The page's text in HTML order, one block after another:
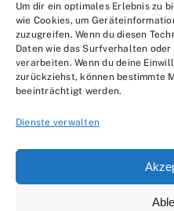
Um dir ein optimales Erlebnis zu
wie Cookies, um
zuzugreifen. Wenn du diesen
Daten wie das Surfverhalten
verarbeiten. Wenn du deine
zurückziehst, können bestimmte
beeinträchtigt werden.
Dienste verwalten
Wir
© 2007 -